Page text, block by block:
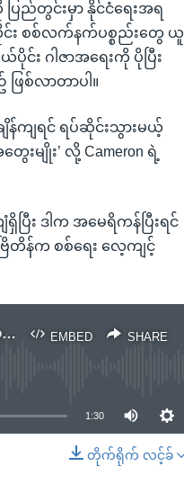
ည်တွင်းမှာ နိုင်ငံရေးအရ
း စစ်လက်နက်ပစ္စည်းတွေ ယူ
င်း ဂါဇာအရေးကို ပိုပြီး
ဖြစ်လာတာပါ။
ျရင် ရပ်ဆိုင်းသွားမယ့်
းမျိုး’ လို့ Cameron ရဲ့
ြီး ဒါက အမေရိကန်ပြီးရင်
တိန်က စစ်ရေး လေ့ကျင့်
EMBED SHARE
ဗြိတိန်နိုင်ငံခြားရေးဝန်ကြီးသစ် Odessa ဆိပ်ကမ်းသွားရောက်
SHARE
1:30
တိုက်ရိုက် လင့်ခ်